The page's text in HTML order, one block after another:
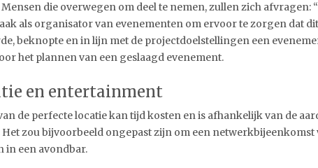
die overwegen om deel te nemen, zullen zich afvragen:
als organisator van evenementen om ervoor te zorgen dat
beknopte en in lijn met de projectdoelstellingen een
het plannen van een geslaagd evenement.
en entertainment
de perfecte locatie kan tijd kosten en is afhankelijk van de
Het zou bijvoorbeeld ongepast zijn om een
in een avondbar.